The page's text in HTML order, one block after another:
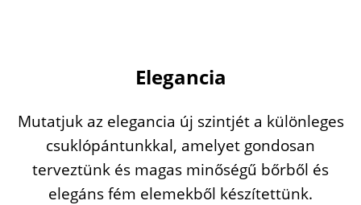
Elegancia
Mutatjuk az elegancia új szintjét a különleges
csuklópántunkkal, amelyet gondosan
terveztünk és magas minőségű bőrből és
elegáns fém elemekből készítettünk.